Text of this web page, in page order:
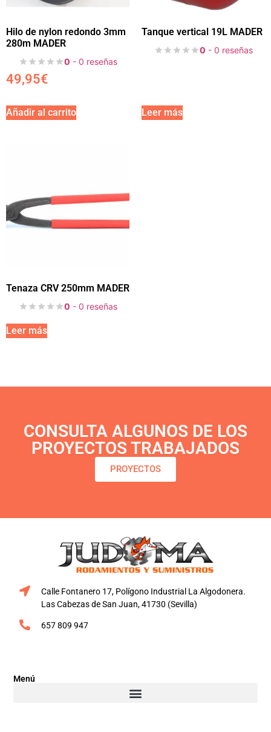
Hilo de nylon redondo 3mm
280m MADER
0 - 0 reseñas
49,95€
Añadir al carrito
Tanque vertical 19L MADER
0 - 0 reseñas
Leer más
Tenaza CRV 250mm MADER
0 - 0 reseñas
Leer más
CONSULTA ALGUNOS DE LOS
PROYECTOS TRABAJADOS
PROYECTOS
Calle Fontanero 17, Polígono Industrial La Algodonera.
Las Cabezas de San Juan, 41730 (Sevilla)
657 809 947
Menú